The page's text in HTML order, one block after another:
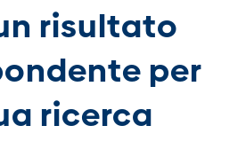
risultato
per
ricerca